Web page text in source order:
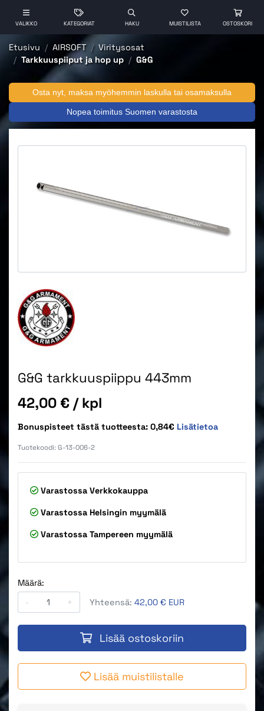
VALIKKO KATEGORIAT HAKU MUISTILISTA OSTOSKORI
Etusivu AIRSOFT
Viritysosat
Tarkkuuspiiput ja hop up
G&G
Osta nyt, maksa myöhemmin laskulla tai osamaksulla
Nopea toimitus Suomen varastosta
G&G tarkkuuspiippu 443mm
Hinta
42,00 € / kpl
Bonuspisteet tästä tuotteesta: 0,84€ Lisätietoa
Tuotekoodi: G-13-006-2
Varastossa Verkkokauppa
Varastossa Helsingin myymälä
Varastossa Tampereen myymälä
Määrä:
-
+ Yhteensä: 42,00 € EUR
Lisää ostoskoriin
Lisää muistilistalle